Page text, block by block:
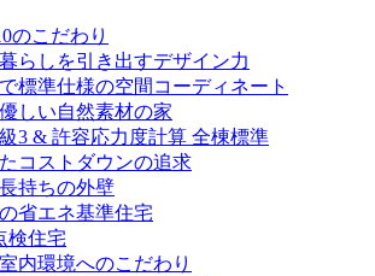
のこだわり
らしを引き出すデザイン力
標準仕様の空間コーディネート
しい自然素材の家
3 & 許容応力度計算 全棟標準
コストダウンの追求
持ちの外壁
省エネ基準住宅
検住宅
内環境へのこだわり